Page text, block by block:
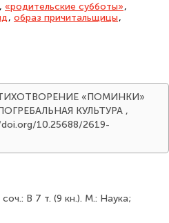
, «родительские субботы»,
, образ причитальщицы,
«ПОМИНКИ»
КУЛЬТУРА ,
10.25688/2619-
В 7 т. (9 кн.). М.: Наука;